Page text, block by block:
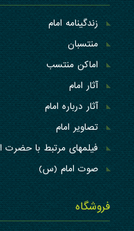
زندگینامه امام
منتسبان
اماکن منتسب
آثار امام
آثار درباره امام
تصاویر امام
فیلمهای مرتبط با
صوت امام (س)
فروشگاه